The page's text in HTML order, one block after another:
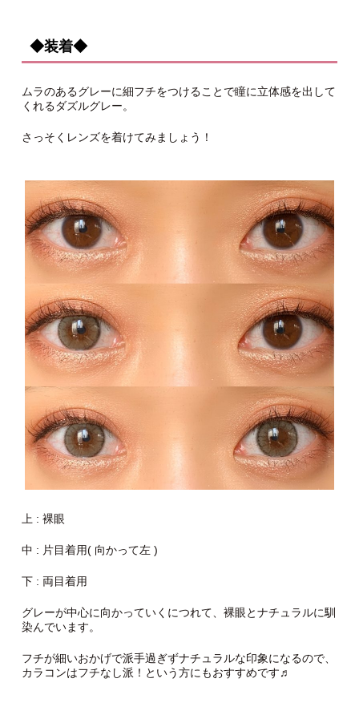
◆装着◆
ムラのあるグレーに細フチをつけることで瞳に立体感を出して
くれるダズルグレー。
さっそくレンズを着けてみましょう！
上 : 裸眼
中 : 片目着用( 向かって左 )
下 : 両目着用
グレーが中心に向かっていくにつれて、裸眼とナチュラルに馴
染んでいます。
フチが細いおかげで派手過ぎずナチュラルな印象になるので、
カラコンはフチなし派！という方にもおすすめです♬